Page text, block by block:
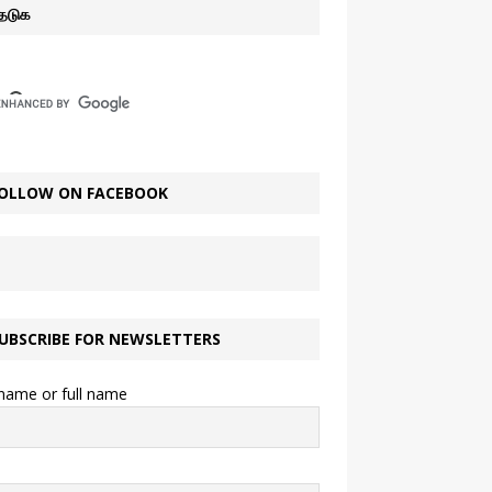
ON FACEBOOK
FOR NEWSLETTERS
or full name